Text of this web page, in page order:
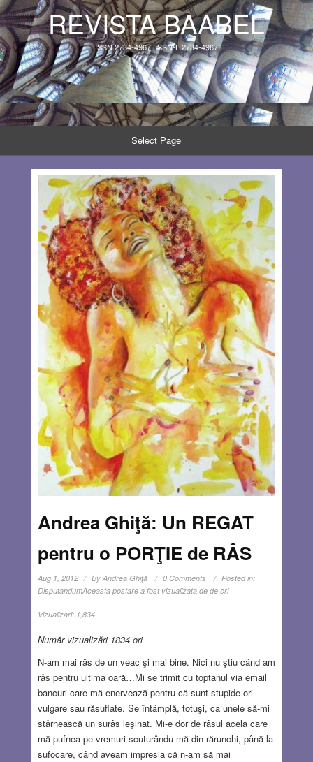
REVISTA BAABEL
ISSN 2734-4967, ISSN-L 2734-4967
Select Page
Andrea Ghiţă: Un REGAT
pentru o PORŢIE de RÂS
Aug 1, 2012 By Andrea Ghiţă 0 Comments
Posted in:
DisputandumAceasta postare a fost vizualizata de de ori
Vizualizari: 1,834
Număr vizualizări 1834 ori
N-am mai râs de un veac şi mai bine. Nici nu ştiu când am
râs pentru ultima oară…Mi se trimit cu toptanul via email
bancuri care mă enervează pentru că sunt stupide ori
vulgare sau răsuflate. Se întâmplă, totuşi, ca unele să-mi
stârnească un surâs leşinat. Mi-e dor de râsul acela care
mă pufnea pe vremuri scuturându-mă din rărunchi, până la
sufocare, când aveam impresia că n-am să mai